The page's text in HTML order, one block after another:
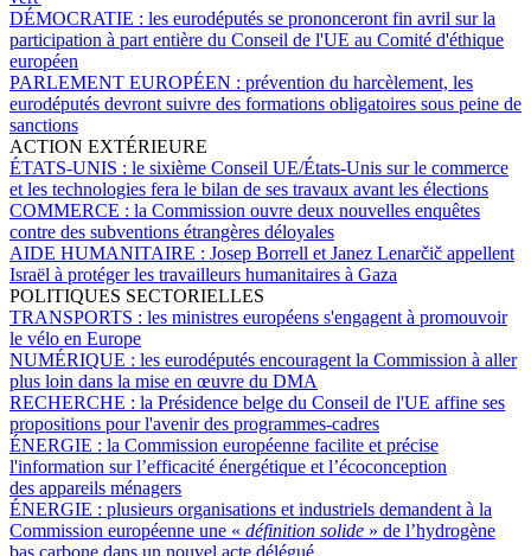
DÉMOCRATIE : les eurodéputés se prononceront fin avril sur la
participation à part entière du Conseil de l'UE au Comité d'éthique
européen
PARLEMENT EUROPÉEN : prévention du harcèlement, les
eurodéputés devront suivre des formations obligatoires sous peine de
sanctions
ACTION EXTÉRIEURE
ÉTATS-UNIS : le sixième Conseil UE/États-Unis sur le commerce
et les technologies fera le bilan de ses travaux avant les élections
COMMERCE : la Commission ouvre deux nouvelles enquêtes
contre des subventions étrangères déloyales
AIDE HUMANITAIRE : Josep Borrell et Janez Lenarčič appellent
Israël à protéger les travailleurs humanitaires à Gaza
POLITIQUES SECTORIELLES
TRANSPORTS : les ministres européens s'engagent à promouvoir
le vélo en Europe
NUMÉRIQUE : les eurodéputés encouragent la Commission à aller
plus loin dans la mise en œuvre du DMA
RECHERCHE : la Présidence belge du Conseil de l'UE affine ses
propositions pour l'avenir des programmes-cadres
ÉNERGIE : la Commission européenne facilite et précise
l'information sur l’efficacité énergétique et l’écoconception
des appareils ménagers
ÉNERGIE : plusieurs organisations et industriels demandent à la
Commission européenne une « définition solide » de l’hydrogène
bas carbone dans un nouvel acte délégué